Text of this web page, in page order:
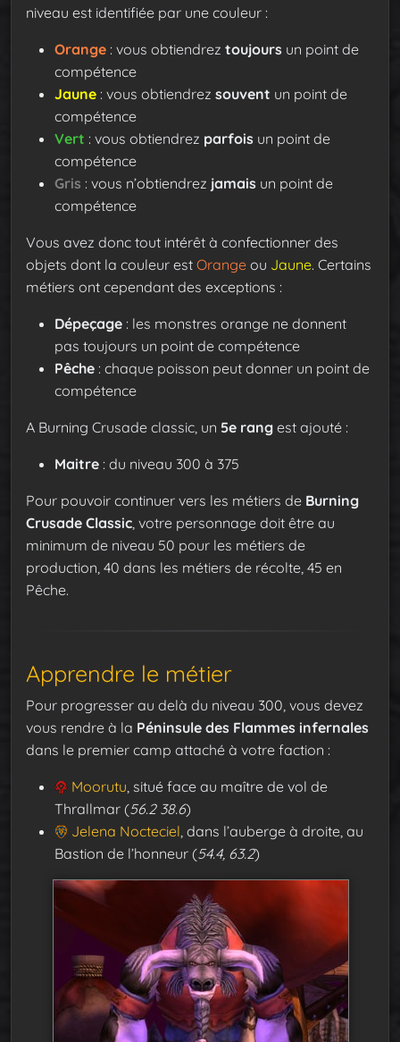
niveau est identifiée par une couleur :
Orange : vous obtiendrez toujours un point de
compétence
Jaune : vous obtiendrez souvent un point de
compétence
Vert : vous obtiendrez parfois un point de
compétence
Gris : vous n’obtiendrez jamais un point de
compétence
Vous avez donc tout intérêt à confectionner des
objets dont la couleur est Orange ou Jaune. Certains
métiers ont cependant des exceptions :
Dépeçage : les monstres orange ne donnent
pas toujours un point de compétence
Pêche : chaque poisson peut donner un point de
compétence
A Burning Crusade classic, un 5e rang est ajouté :
Maitre : du niveau 300 à 375
Pour pouvoir continuer vers les métiers de Burning
Crusade Classic , votre personnage doit être au
minimum de niveau 50 pour les métiers de
production, 40 dans les métiers de récolte, 45 en
Pêche.
Apprendre le métier
Pour progresser au delà du niveau 300, vous devez
vous rendre à la Péninsule des Flammes infernales
dans le premier camp attaché à votre faction :
Moorutu , situé face au maître de vol de
Thrallmar (56.2 38.6)
Jelena Nocteciel , dans l’auberge à droite, au
Bastion de l’honneur (54.4, 63.2)